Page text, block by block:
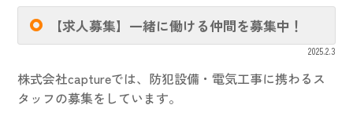
【求人募集】一緒に働ける仲間を募集中！
2025.2.3
株式会社captureでは、防犯設備・電気工事に携わるス
タッフの募集をしています。